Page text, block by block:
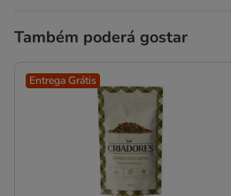
Também poderá gostar
Entrega Grátis